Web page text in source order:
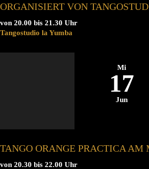
ORGANISIERT VON
von 20.00 bis 21.30 Uhr
Tangostudio la Yumba
Mi
17
Jun
TANGO ORANGE PRACTICA AM
von 20.30 bis 22.00 Uhr